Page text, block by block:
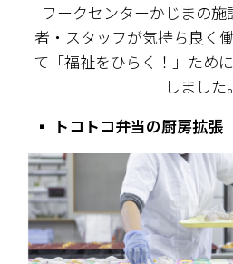
ワークセンターかじまの
者・スタッフが気持ち良く
て「福祉をひらく！」ため
しました。
  ▪️
トコトコ弁当の厨房拡張